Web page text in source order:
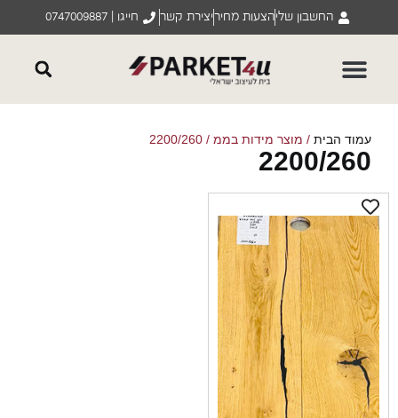
החשבון שליהצעות מחיריצירת קשר חייגו | 0747009887
הבית/ מוצר מידות בממ / 2200/260
2200/